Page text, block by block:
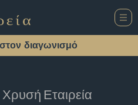
διαγωνισμό
Χρυσή Εταιρεία